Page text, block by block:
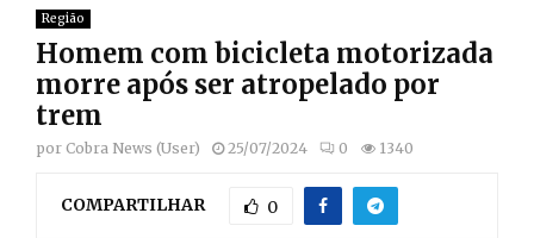
M
A
R
Região
Homem com bicicleta motorizada
morre após ser atropelado por
trem
por Cobra News (User) 25/07/2024 0 1340
COMPARTILHAR 0